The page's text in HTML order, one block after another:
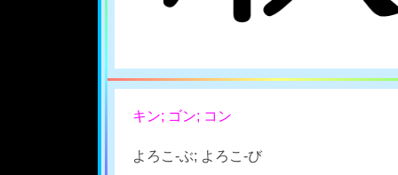
キン; ゴン; コン
よろこ-ぶ; よろこ-び